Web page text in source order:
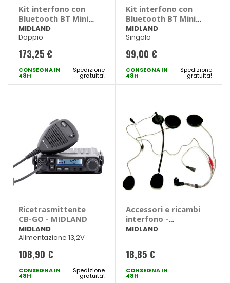
Kit interfono con
Bluetooth BT Mini -
MIDLAND
MIDLAND
Doppio
173,25 €
CONSEGNA IN
48H
Spedizione
gratuita!
Kit interfono con
Bluetooth BT Mini -
MIDLAND
MIDLAND
Singolo
99,00 €
CONSEGNA IN
48H
Spedizione
gratuita!
Ricetrasmittente
CB-GO - MIDLAND
MIDLAND
Alimentazione 13,2V
108,90 €
CONSEGNA IN
48H
Spedizione
gratuita!
Accessori e ricambi
interfono -
MIDLAND
MIDLAND
18,85 €
CONSEGNA IN
48H